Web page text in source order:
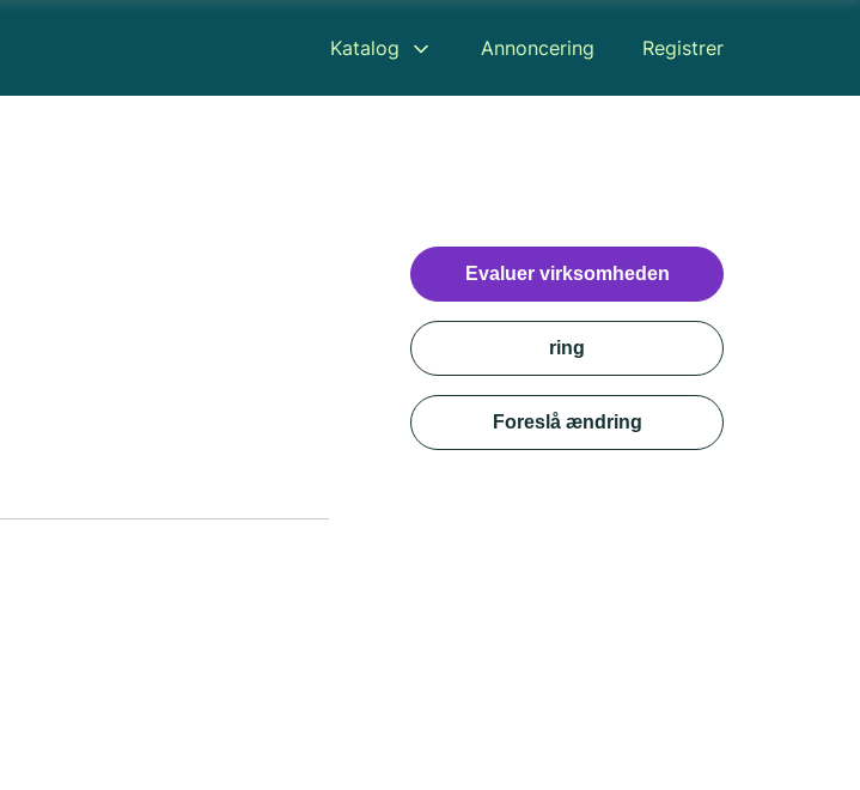
Katalog Annoncering Registrer
Evaluer virksomheden
ring
Foreslå ændring